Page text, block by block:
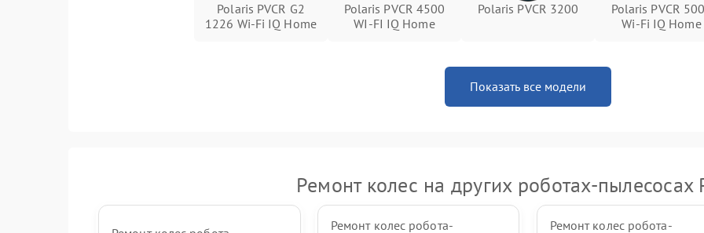
Polaris PVCR G2
1226 Wi-Fi IQ Home
Polaris PVCR 4500
WI-FI IQ Home
Polaris PVCR 3200
Polaris PVCR
Wi-Fi IQ Home
Показать все модели
Ремонт колес на других роботах-пылесосах
Ремонт колес робота-
Ремонт колес робота-